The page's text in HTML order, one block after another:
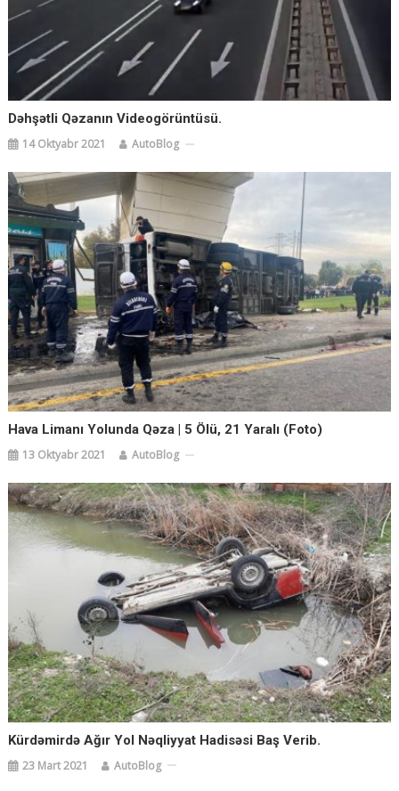
Dəhşətli Qəzanın Videogörüntüsü.
14 Oktyabr 2021 AutoBlog
Hava Limanı Yolunda Qəza | 5 Ölü, 21 Yaralı (Foto)
13 Oktyabr 2021 AutoBlog
Kürdəmirdə Ağır Yol Nəqliyyat Hadisəsi Baş Verib.
23 Mart 2021 AutoBlog